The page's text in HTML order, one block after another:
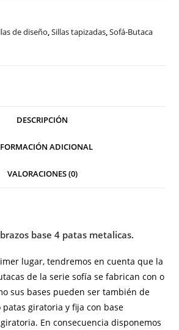
de diseño,Sillas tapizadas,Sofá-Butaca
DESCRIPCIÓN
ADICIONAL
VALORACIONES (0)
base 4 patas metalicas.
lugar, tendremos en cuenta que la
de la serie sofía se fabrican con o
sus bases pueden ser también de
giratoria y fija con base
En consecuencia disponemos